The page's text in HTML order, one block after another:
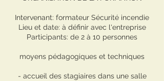
Intervenant: formateur Sécurité incendie
Lieu et date: à définir avec l'entreprise
Participants: de 2 à 10 personnes
moyens pédagogiques et techniques
- accueil des stagiaires dans une salle